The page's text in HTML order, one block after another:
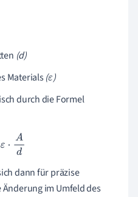
(d)
Materials(ε)
durch die Formel
ε⋅ A d
dann für präzise
im Umfeld des